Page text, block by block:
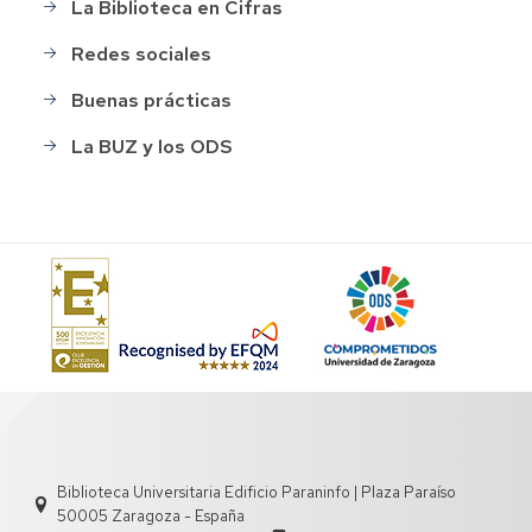
La Biblioteca en Cifras
Redes sociales
Buenas prácticas
La BUZ y los ODS
Biblioteca Universitaria Edificio Paraninfo | Plaza Paraíso
50005 Zaragoza - España